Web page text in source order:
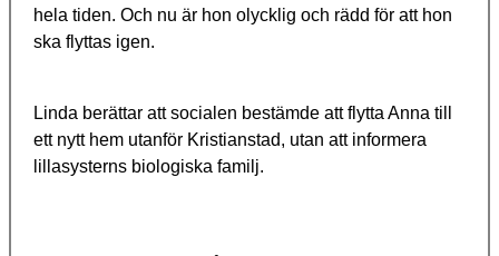
hela tiden. Och nu är hon olycklig och rädd för att hon
ska flyttas igen.
Linda berättar att socialen bestämde att flytta Anna till
ett nytt hem utanför Kristianstad, utan att informera
lillasysterns biologiska familj.